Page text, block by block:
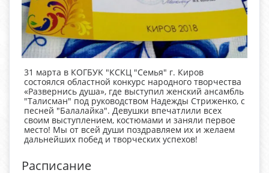
31 марта в КОГБУК "КСКЦ "Семья" г. Киров
состоялся областной конкурс народного творчества
«Развернись душа», где выступил женский ансамбль
"Талисман" под руководством Надежды Стриженко, с
песней "Балалайка". Девушки впечатлили всех
своим выступлением, костюмами и заняли первое
место! Мы от всей души поздравляем их и желаем
дальнейших побед и творческих успехов!
Расписание